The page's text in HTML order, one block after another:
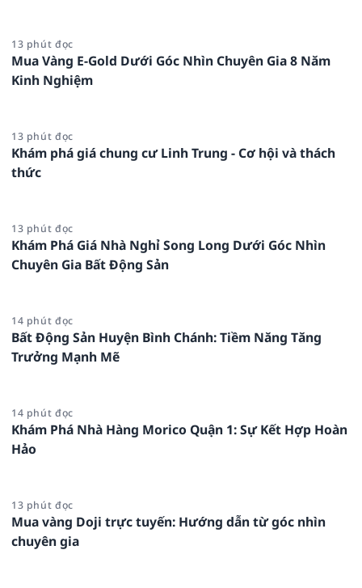
13 phút đọc
Mua Vàng E-Gold Dưới Góc Nhìn Chuyên Gia 8 Năm
Kinh Nghiệm
13 phút đọc
Khám phá giá chung cư Linh Trung - Cơ hội và thách
thức
13 phút đọc
Khám Phá Giá Nhà Nghỉ Song Long Dưới Góc Nhìn
Chuyên Gia Bất Động Sản
14 phút đọc
Bất Động Sản Huyện Bình Chánh: Tiềm Năng Tăng
Trưởng Mạnh Mẽ
14 phút đọc
Khám Phá Nhà Hàng Morico Quận 1: Sự Kết Hợp Hoàn
Hảo
13 phút đọc
Mua vàng Doji trực tuyến: Hướng dẫn từ góc nhìn
chuyên gia